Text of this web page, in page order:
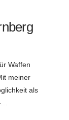
Waffen
meiner
als